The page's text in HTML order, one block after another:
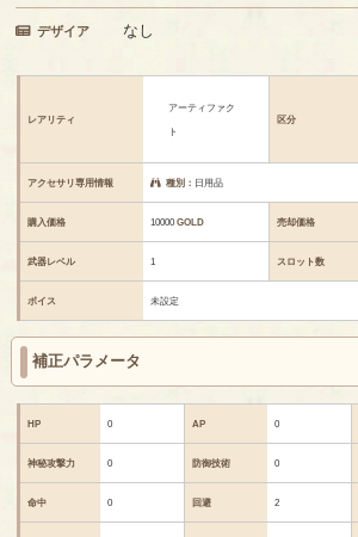
デザイア なし
レアリティ
アーティファク
ト
区分
アクセサリ専用情報 種別： 日用品
購入価格 10000GOLD 売却価格
武器レベル 1 スロット数
ボイス 未設定
補正パラメータ
HP 0 AP 0
神秘攻撃力 0 防御技術 0
命中 0 回避 2